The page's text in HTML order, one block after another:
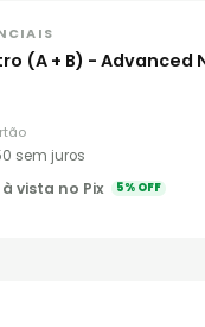
(A + B) - Advanced
sem juros
à vista no Pix 5% OFF